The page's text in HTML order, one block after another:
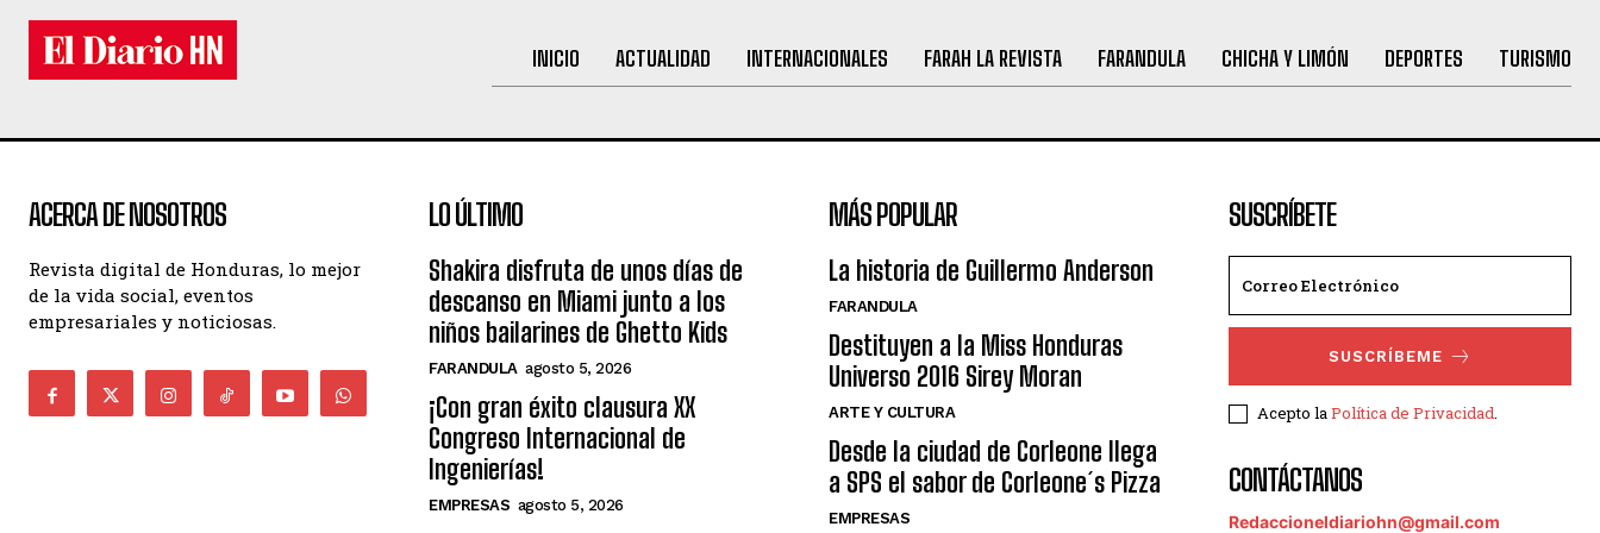
INICIO ACTUALIDAD INTERNACIONALES FARAH LA REVISTA FARANDULA CHICHA Y LIMÓN DEPORTES TURISMO
ACERCA DE NOSOTROS
Revista digital de Honduras, lo mejor
de la vida social, eventos
empresariales y noticiosas.
LO ÚLTIMO
Shakira disfruta de unos días de
descanso en Miami junto a los
niños bailarines de Ghetto Kids
FARANDULA agosto 5, 2026
¡Con gran éxito clausura XX
Congreso Internacional de
Ingenierías!
EMPRESAS agosto 5, 2026
MÁS POPULAR
La historia de Guillermo Anderson
FARANDULA
Destituyen a la Miss Honduras
Universo 2016 Sirey Moran
ARTE Y CULTURA
Desde la ciudad de Corleone llega
a SPS el sabor de Corleone´s Pizza
EMPRESAS
SUSCRÍBETE
SUSCRÍBEME
Acepto laPolítica de Privacidad.
CONTÁCTANOS
Redaccioneldiariohn@gmail.com